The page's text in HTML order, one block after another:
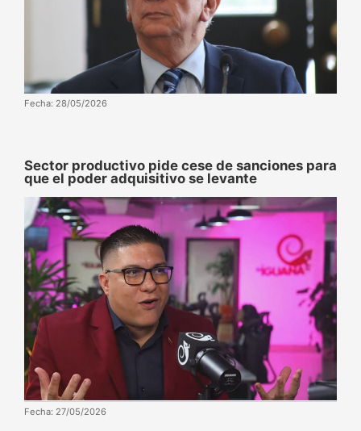
Fecha: 28/05/2026
Sector productivo pide cese de sanciones para
que el poder adquisitivo se levante
Fecha: 27/05/2026